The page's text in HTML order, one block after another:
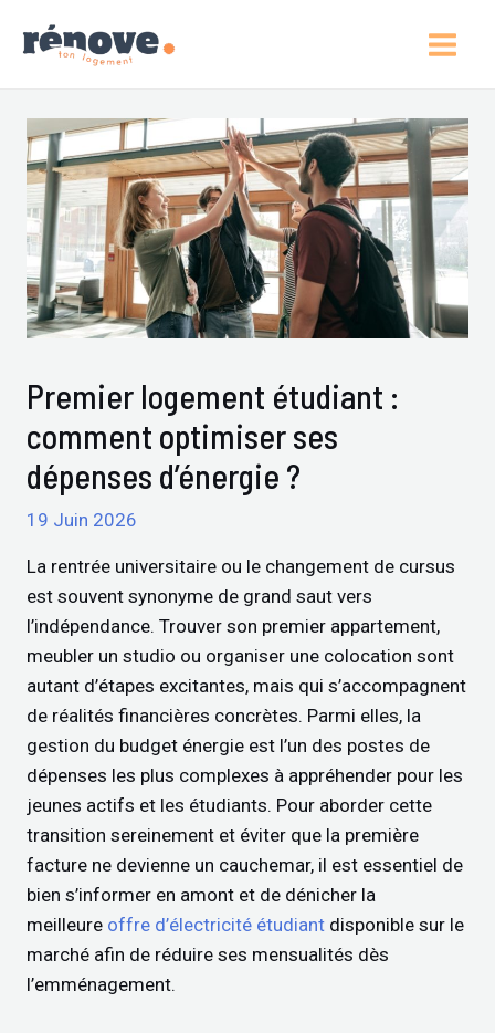
Main
Premier logement étudiant :
comment optimiser ses
dépenses d’énergie ?
19 Juin 2026
La rentrée universitaire ou le changement de cursus
est souvent synonyme de grand saut vers
l’indépendance. Trouver son premier appartement,
meubler un studio ou organiser une colocation sont
autant d’étapes excitantes, mais qui s’accompagnent
de réalités financières concrètes. Parmi elles, la
gestion du budget énergie est l’un des postes de
dépenses les plus complexes à appréhender pour les
jeunes actifs et les étudiants. Pour aborder cette
transition sereinement et éviter que la première
facture ne devienne un cauchemar, il est essentiel de
bien s’informer en amont et de dénicher la
meilleure offre d’électricité étudiant disponible sur le
marché afin de réduire ses mensualités dès
l’emménagement.
Navigation